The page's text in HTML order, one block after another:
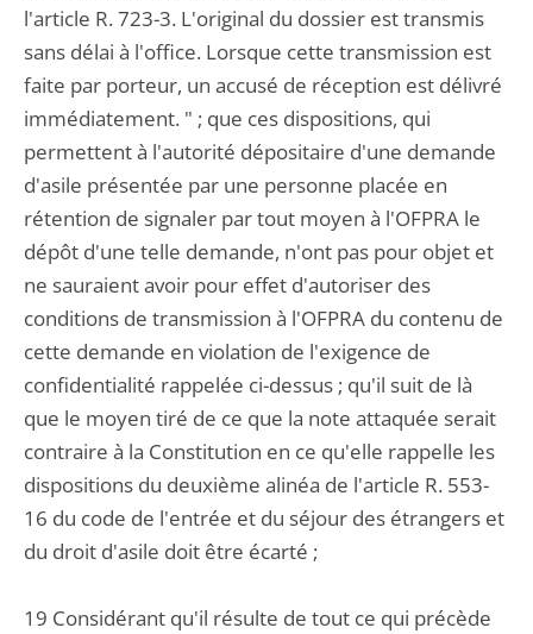
l'article R. 723-3. L'original du dossier est transmis
sans délai à l'office. Lorsque cette transmission est
faite par porteur, un accusé de réception est délivré
immédiatement. " ; que ces dispositions, qui
permettent à l'autorité dépositaire d'une demande
d'asile présentée par une personne placée en
rétention de signaler par tout moyen à l'OFPRA le
dépôt d'une telle demande, n'ont pas pour objet et
ne sauraient avoir pour effet d'autoriser des
conditions de transmission à l'OFPRA du contenu de
cette demande en violation de l'exigence de
confidentialité rappelée ci-dessus ; qu'il suit de là
que le moyen tiré de ce que la note attaquée serait
contraire à la Constitution en ce qu'elle rappelle les
dispositions du deuxième alinéa de l'article R. 553-
16 du code de l'entrée et du séjour des étrangers et
du droit d'asile doit être écarté ;
19 Considérant qu'il résulte de tout ce qui précède